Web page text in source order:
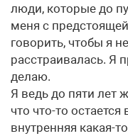
люди, которые до
меня с
говорить, чтобы я
расстраивалась. Я
делаю.
Я ведь до пяти лет
что что-то остается
внутренняя какая-